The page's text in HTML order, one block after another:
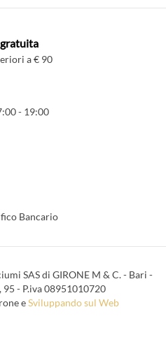
a € 90
- 19:00
Bancario
SAS di GIRONE M & C. - Bari -
- P.iva 08951010720
eSviluppando sul Web